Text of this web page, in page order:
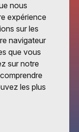
nous
expérience
sur les
navigateur
que vous
sur notre
les plus